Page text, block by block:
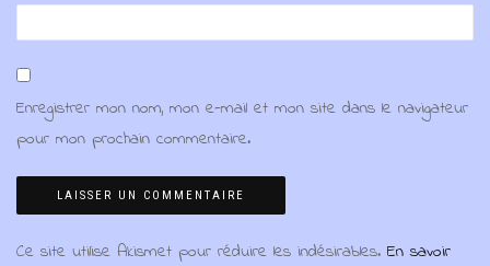
Enregistrer mon nom, mon e-mail et mon site dans le navigateur
pour mon prochain commentaire.
Ce site utilise Akismet pour réduire les indésirables. En savoir